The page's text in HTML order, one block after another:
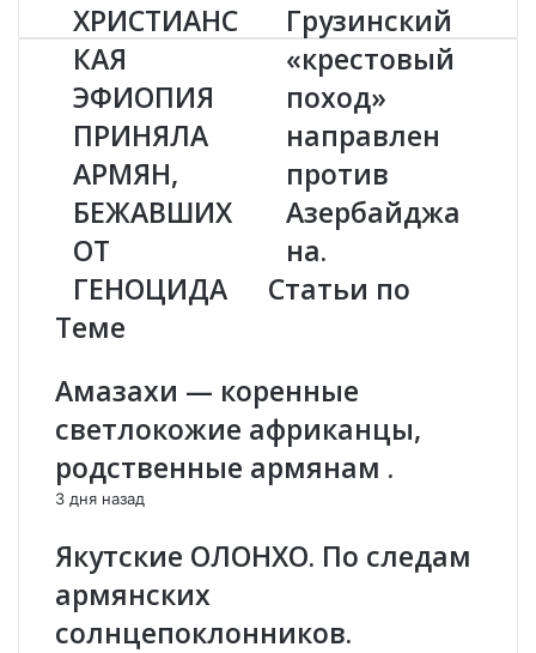
Х
Р
И
С
Т
А
Н
С
К
А
Ф
О
И
Я
Н
Я
Л
А
ХРИСТИАНС
КАЯ
ЭФИОПИЯ
ПРИНЯЛА
АРМЯН,
БЕЖАВШИХ
ОТ
ГЕНОЦИДА
Г
р
у
з
и
н
к
и
«
к
т
в
ы
х
»
Грузинский
«крестовый
поход»
направлен
против
Азербайджа
нa.
Статьи по
Теме
Амазахи — коренные
светлокожие африканцы,
родственные армянам .
3 дня назад
Якутские ОЛОНХО. По следам
армянских
солнцепоклонников.